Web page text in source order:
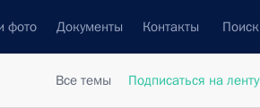
фото Документы Контакты Поиск
Все темы Подписаться на ленту